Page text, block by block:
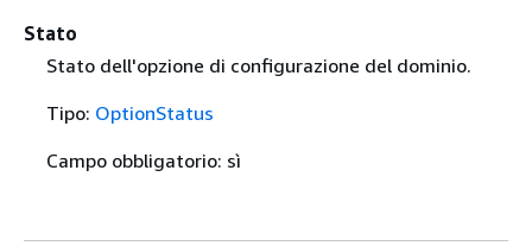
Stato
Stato dell'opzione di configurazione del dominio.
Tipo: OptionStatus
Campo obbligatorio: sì